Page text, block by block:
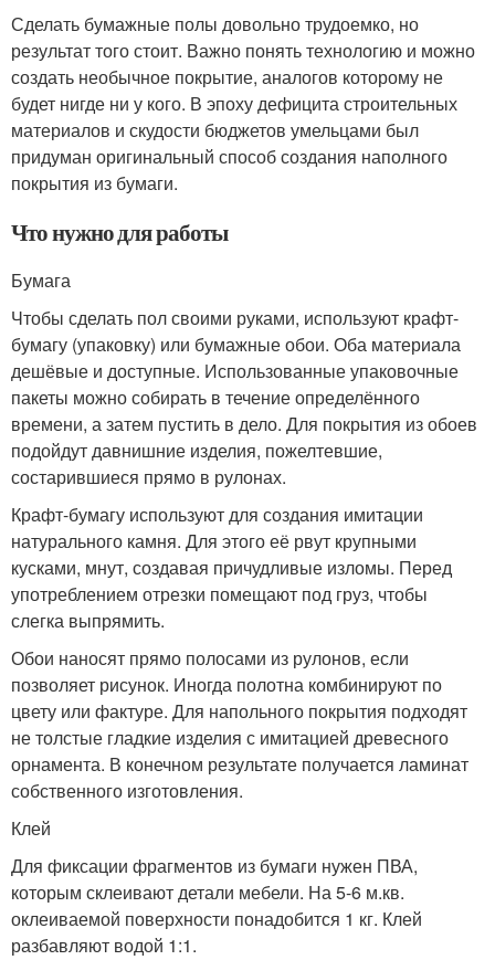
Сделать бумажные полы довольно трудоемко, но
результат того стоит. Важно понять технологию и можно
создать необычное покрытие, аналогов которому не
будет нигде ни у кого. В эпоху дефицита строительных
материалов и скудости бюджетов умельцами был
придуман оригинальный способ создания наполного
покрытия из бумаги.
Что нужно для работы
Бумага
Чтобы сделать пол своими руками, используют крафт-
бумагу (упаковку) или бумажные обои. Оба материала
дешёвые и доступные. Использованные упаковочные
пакеты можно собирать в течение определённого
времени, а затем пустить в дело. Для покрытия из обоев
подойдут давнишние изделия, пожелтевшие,
состарившиеся прямо в рулонах.
Крафт-бумагу используют для создания имитации
натурального камня. Для этого её рвут крупными
кусками, мнут, создавая причудливые изломы. Перед
употреблением отрезки помещают под груз, чтобы
слегка выпрямить.
Обои наносят прямо полосами из рулонов, если
позволяет рисунок. Иногда полотна комбинируют по
цвету или фактуре. Для напольного покрытия подходят
не толстые гладкие изделия с имитацией древесного
орнамента. В конечном результате получается ламинат
собственного изготовления.
Клей
Для фиксации фрагментов из бумаги нужен ПВА,
которым склеивают детали мебели. На 5-6 м.кв.
оклеиваемой поверхности понадобится 1 кг. Клей
разбавляют водой 1:1.